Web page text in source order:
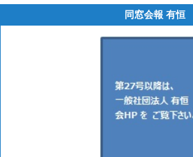
同窓会報 有恒